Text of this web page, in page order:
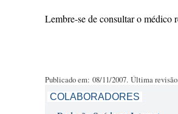
Lembre-se de consultar o médico
Publicado em: 08/11/2007. Última
COLABORADORES